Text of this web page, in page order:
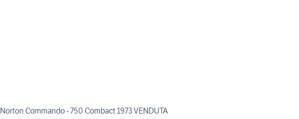
Norton Commando - 750 Combact 1973 VENDUTA